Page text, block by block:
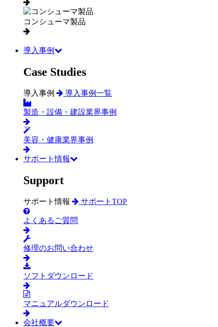
コンシューマ製品
導入事例
Case Studies
導入事例 導入事例一覧
製造・設備・建設業界事例
美容・健康業界事例
サポート情報
Support
サポート情報 サポートTOP
よくあるご質問
修理のお問い合わせ
ソフトダウンロード
マニュアルダウンロード
会社概要